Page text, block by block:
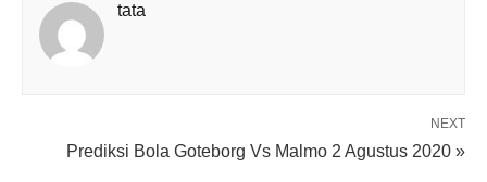
tata
NEXT
Prediksi Bola Goteborg Vs Malmo 2 Agustus 2020 »